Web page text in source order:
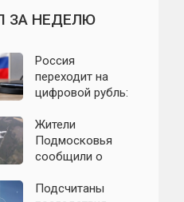
ЗА НЕДЕЛЮ
Россия
переходит на
цифровой рубль:
систему сравнили
с моделью СССР
Жители
Подмосковья
сообщили о
обнародованы
Подсчитаны